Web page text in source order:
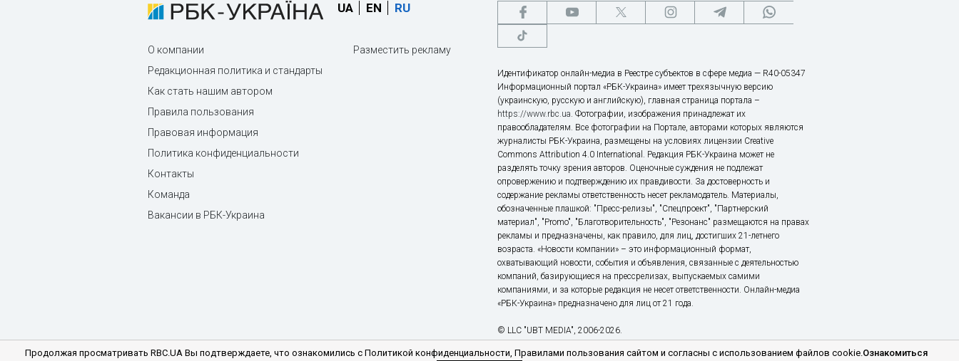
UA EN RU
О компании
Редакционная политика и стандарты
Как стать нашим автором
Правила пользования
Правовая информация
Политика конфиденциальности
Контакты
Команда
Вакансии в РБК-Украина
Разместить рекламу
Идентификатор онлайн-медиа в Реестре субъектов в сфере медиа — R40-05347
Информационный портал «РБК-Украина» имеет трехязычную версию
(украинскую, русскую и английскую), главная страница портала –
https://www.rbc.ua. Фотографии, изображения принадлежат их
правообладателям. Все фотографии на Портале, авторами которых являются
журналисты РБК-Украина, размещены на условиях лицензии Creative
Commons Attribution 4.0 International. Редакция РБК-Украина может не
разделять точку зрения авторов. Оценочные суждения не подлежат
опровержению и подтверждению их правдивости. За достоверность и
содержание рекламы ответственность несет рекламодатель. Материалы,
обозначенные плашкой: "Пресс-релизы", "Спецпроект", "Партнерский
материал", "Promo", "Благотворительность", "Резонанс" размещаются на правах
рекламы и предназначены, как правило, для лиц, достигших 21-летнего
возраста. «Новости компании» – это информационный формат,
охватывающий новости, события и объявления, связанные с деятельностью
компаний, базирующиеся на прессрелизах, выпускаемых самими
компаниями, и за которые редакция не несет ответственности. Онлайн-медиа
«РБК-Украина» предназначено для лиц от 21 года.
© LLC "UBT MEDIA", 2006-2026.
Продолжая просматривать RBC.UA Вы подтверждаете, что ознакомились с Политикой конфиденциальности, Правилами пользования сайтом и согласны с использованием файлов cookie.Ознакомиться